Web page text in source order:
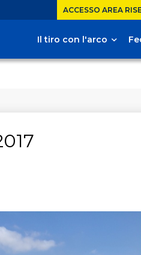
ACCESSO AREA
Il tiro con l'arco